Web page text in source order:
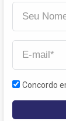
Concordo